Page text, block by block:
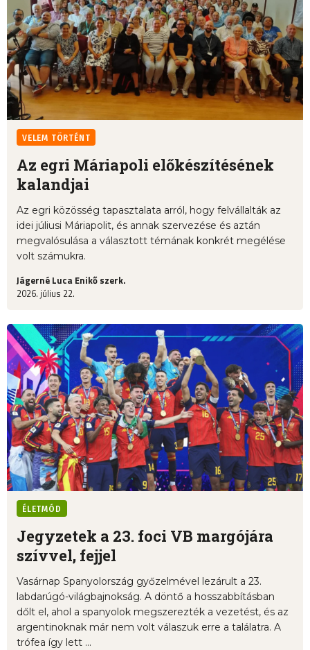
VELEM TÖRTÉNT
Az egri Máriapoli előkészítésének
kalandjai
Az egri közösség tapasztalata arról, hogy felvállalták az
idei júliusi Máriapolit, és annak szervezése és aztán
megvalósulása a választott témának konkrét megélése
volt számukra.
Jágerné Luca Enikő szerk.
2026. július 22.
ÉLETMÓD
Jegyzetek a 23. foci VB margójára
szívvel, fejjel
Vasárnap Spanyolország győzelmével lezárult a 23.
labdarúgó-világbajnokság. A döntő a hosszabbításban
dőlt el, ahol a spanyolok megszerezték a vezetést, és az
argentinoknak már nem volt válaszuk erre a találatra. A
trófea így lett ...